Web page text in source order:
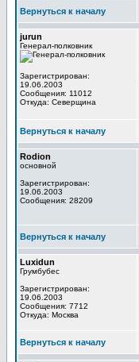
Вернуться к началу
jurun
Генерал-полковник
Зарегистрирован:
19.06.2003
Сообщения: 11012
Откуда: Северщина
Вернуться к началу
Rodion
основной
Зарегистрирован:
19.06.2003
Сообщения: 28209
Вернуться к началу
Luxidun
Грумбубес
Зарегистрирован:
19.06.2003
Сообщения: 7712
Откуда: Москва
Вернуться к началу